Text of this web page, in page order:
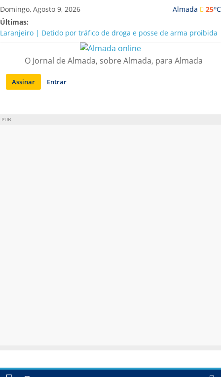
Saltar
para
conteúdo
Almada 25oC
Domingo, Agosto 9, 2026
Últimas:
Laranjeiro | Detido por tráfico de droga e posse de arma proibida
A “crise” da água em Almada: ilações e ensinamentos necessários
Costa da Caparica | Polícia Marítima e ASAE detectam
irregularidades em habitações e restaurantes
APA diz que falta de água em Almada “foi um problema de má
O Jornal de Almada, sobre Almada, para Almada
Assinar Entrar
PUB